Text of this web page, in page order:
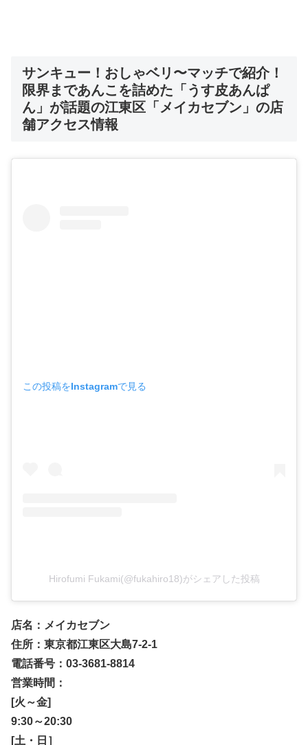
サンキュー！おしゃベリ〜マッチで紹介！
限界まであんこを詰めた「うす皮あんぱ
ん」が話題の江東区「メイカセブン」の店
舗アクセス情報
この投稿をInstagramで見る
Hirofumi Fukami(@fukahiro18)がシェアした投稿
店名：メイカセブン
住所：東京都江東区大島7-2-1
電話番号：03-3681-8814
営業時間：
[火～金]
9:30～20:30
[土・日］